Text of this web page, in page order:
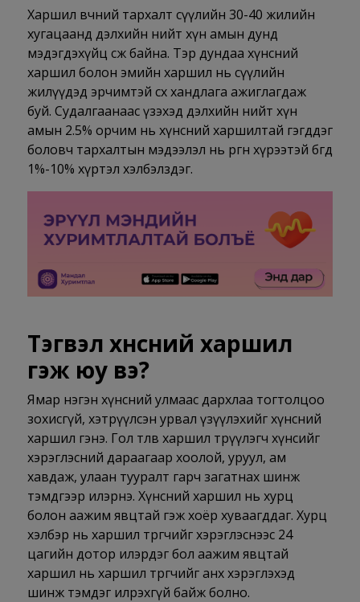
Харшил өвчний тархалт сүүлийн 30-40 жилийн
хугацаанд дэлхийн нийт хүн амын дунд
мэдэгдэхүйц өсөж байна. Тэр дундаа хүнсний
харшил болон эмийн харшил нь сүүлийн
жилүүдэд эрчимтэй өсөх хандлага ажиглагдаж
буй. Судалгаанаас үзэхэд дэлхийн нийт хүн
амын 2.5% орчим нь хүнсний харшилтай гэгддэг
боловч тархалтын мэдээлэл нь өргөн хүрээтэй бөгөөд
1%-10% хүртэл хэлбэлздэг.
Тэгвэл хүнсний харшил
гэж юу вэ?
Ямар нэгэн хүнсний улмаас дархлаа тогтолцоо
зохисгүй, хэтрүүлсэн урвал үзүүлэхийг хүнсний
харшил гэнэ. Гол төлөв харшил төрүүлэгч хүнсийг
хэрэглэсний дараагаар хоолой, уруул, ам
хавдаж, улаан тууралт гарч загатнах шинж
тэмдгээр илэрнэ. Хүнсний харшил нь хурц
болон аажим явцтай гэж хоёр хуваагддаг. Хурц
хэлбэр нь харшил төрөгчийг хэрэглэснээс 24
цагийн дотор илэрдэг бол аажим явцтай
харшил нь харшил төрөгчийг анх хэрэглэхэд
шинж тэмдэг илрэхгүй байж болно.